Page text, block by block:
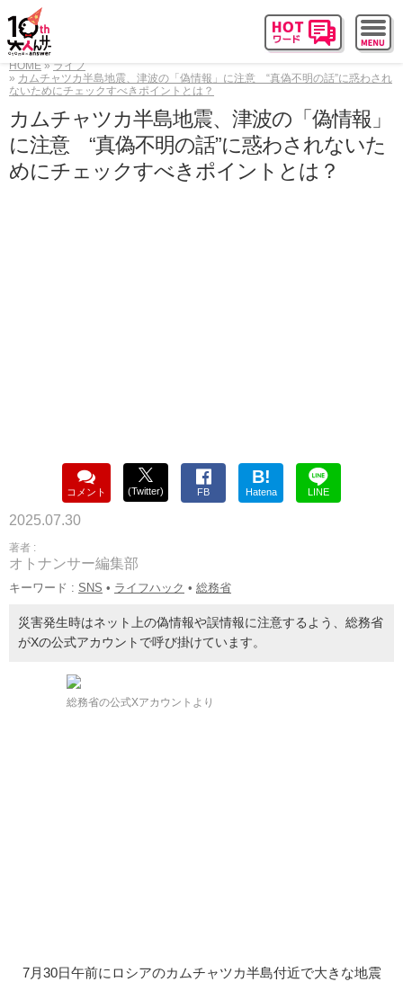
HOME
ライフ
カムチャツカ半島地震、津波の「偽情報」に注意 “真偽不明の話”に惑わされ
ないためにチェックすべきポイントとは？
カムチャツカ半島地震、津波の「偽情報」
に注意 “真偽不明の話”に惑わされないた
めにチェックすべきポイントとは？
コメント (Twitter) FB
B!
Hatena LINE
2025.07.30
著者 :
オトナンサー編集部
キーワード : SNS • ライフハック • 総務省
災害発生時はネット上の偽情報や誤情報に注意するよう、総務省
がXの公式アカウントで呼び掛けています。
総務省の公式Xアカウントより
7月30日午前にロシアのカムチャツカ半島付近で大きな地震